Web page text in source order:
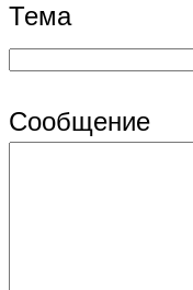
Тема
Сообщение